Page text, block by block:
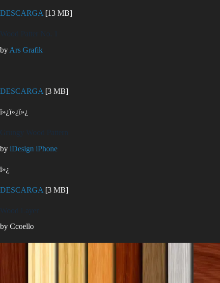
DESCARGA [13 MB]
Wood Patter No. 1
by Ars Grafik
DESCARGA [3 MB]
ï»¿ï»¿ï»¿
Grungy Wood Pattern
by iDesign iPhone
ï»¿
DESCARGA [3 MB]
Wood Layer
by Ccoello